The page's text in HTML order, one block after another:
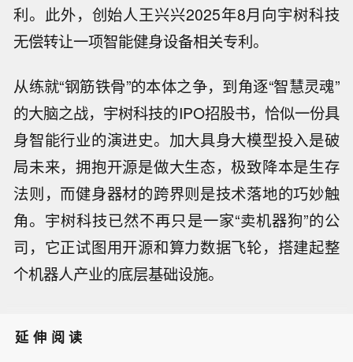
利。此外，创始人王兴兴2025年8月向宇树科技
无偿转让一项智能健身设备相关专利。
从练就“钢筋铁骨”的本体之争，到角逐“智慧灵魂”
的大脑之战，宇树科技的IPO招股书，恰似一份具
身智能行业的演进史。加大具身大模型投入是破
局未来，拥抱开源是做大生态，极致降本是生存
法则，而健身器材的跨界则是技术落地的巧妙触
角。宇树科技已然不再只是一家“卖机器狗”的公
司，它正试图用开源和算力数据飞轮，搭建起整
个机器人产业的底层基础设施。
延伸阅读